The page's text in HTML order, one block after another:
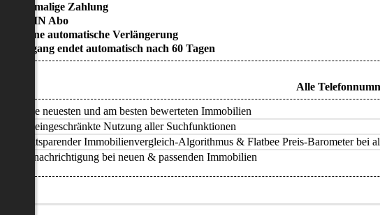
• Einmalige Zahlung
• KEIN Abo
• Keine automatische Verlängerung
• Zugang endet automatisch nach 60 Tagen
Alle
Alle neuesten und am besten bewerteten Immobilien
Uneingeschränkte Nutzung aller Suchfunktionen
Zeitsparender Immobilienvergleich-Algorithmus & Flatbee Preis-Barometer bei
Benachrichtigung bei neuen & passenden Immobilien